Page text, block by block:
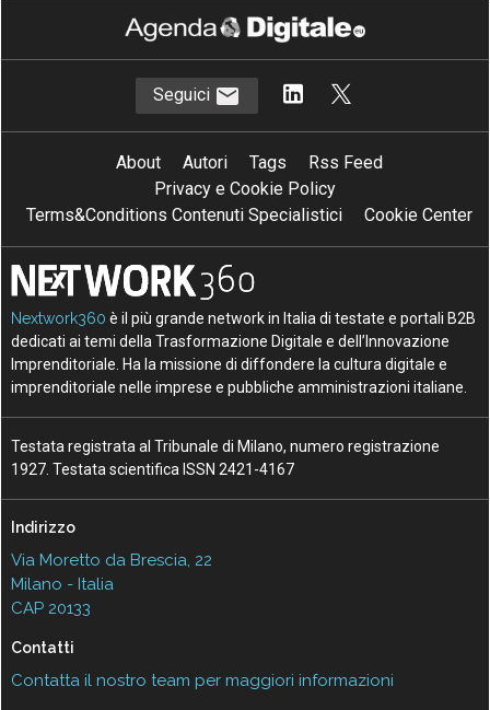
Seguici
About Autori Tags
Rss Feed
Privacy e Cookie Policy
Terms&Conditions Contenuti Specialistici
Cookie Center
Nextwork360 è il più grande network in Italia di testate e portali B2B
dedicati ai temi della Trasformazione Digitale e dell’Innovazione
Imprenditoriale. Ha la missione di diffondere la cultura digitale e
imprenditoriale nelle imprese e pubbliche amministrazioni italiane.
Testata registrata al Tribunale di Milano, numero registrazione
1927. Testata scientifica ISSN 2421-4167
Indirizzo
Via Moretto da Brescia, 22
Milano - Italia
CAP 20133
Contatti
Contatta il nostro team per maggiori informazioni